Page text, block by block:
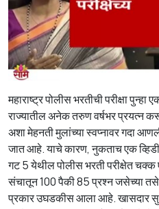
महाराष्ट्र पोलीस भरतीची परीक्षा
राज्यातील अनेक तरुण वर्षभर प्रयत्न
अशा मेहनती मुलांच्या स्वप्नावर गदा
जात आहे. याचे कारण, नुकताच एक
गट 5 येथील पोलीस भरती परीक्षेत चक्क
संचातून 100 पैकी 85 प्रश्न जसेच्या
प्रकार उघडकीस आला आहे. खासदार